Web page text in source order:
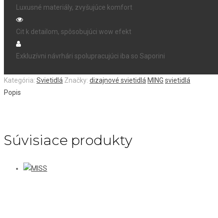
Luxusné materiály, zvyšujúce komfort
Cit k detailom, spôsobujúci wow efekt
Exkluzívni návrhári spolupracujúci iba so Saporini
Kategória: Svietidlá Značky: dizajnové svietidlá MING svietidlá
Popis
Súvisiace produkty